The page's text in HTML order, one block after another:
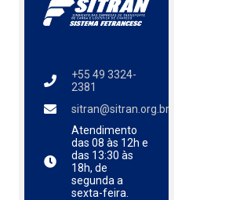
+55 49 3324-
2381
sitran@sitran.org.br
Atendimento
das 08 às 12h e
das 13:30 às
18h, de
segunda a
sexta-feira.